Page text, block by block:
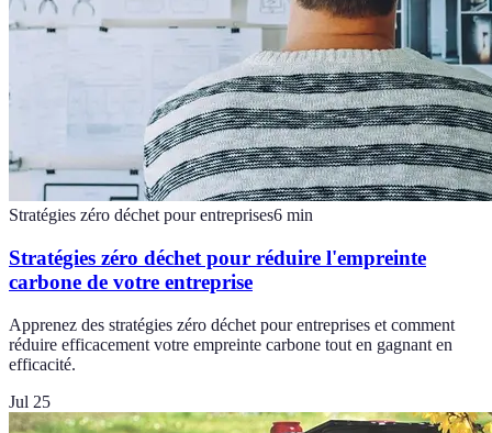
Stratégies zéro déchet pour entreprises6 min
Stratégies zéro déchet pour réduire l'empreinte
carbone de votre entreprise
Apprenez des stratégies zéro déchet pour entreprises et comment
réduire efficacement votre empreinte carbone tout en gagnant en
efficacité.
Jul 25